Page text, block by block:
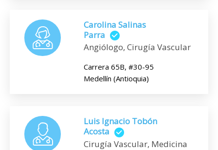
Carolina Salinas
Parra
Angiólogo, Cirugía Vascular
Carrera 65B, #30-95
Medellín (Antioquia)
Luis Ignacio Tobón
Acosta
Cirugía Vascular, Medicina